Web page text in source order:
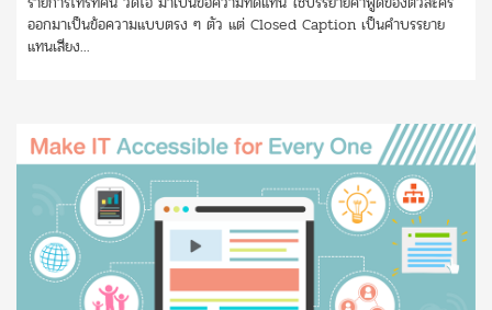
ออกมาเป็นข้อความแบบตรง ๆ ตัว แต่ Closed Caption เป็นคำบรรยาย
แทนเสียง...